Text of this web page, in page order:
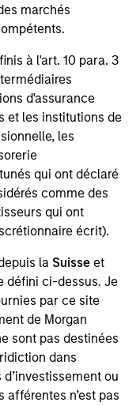
marchés
à l'art. 10 para. 3
d'assurance
et les institutions de
les
qui ont déclaré
comme des
qui ont
écrit).
la Suisse et
défini ci-dessus. Je
par ce site
de Morgan
sont pas destinées
dans
ou
n’est pas
high volume
a division of